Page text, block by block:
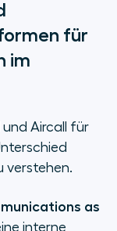
für
im
und Aircall für
verstehen.
as
interne